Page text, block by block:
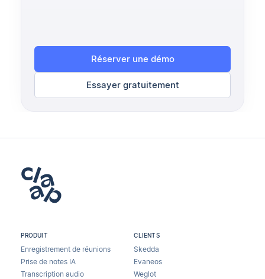
Réserver une démo
Essayer gratuitement
PRODUIT
Enregistrement de réunions
Prise de notes IA
Transcription audio
CLIENTS
Skedda
Evaneos
Weglot